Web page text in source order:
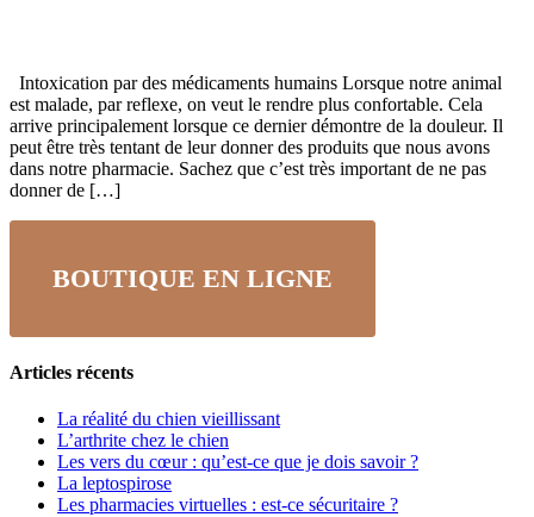
Intoxication par des médicaments humains Lorsque notre animal
est malade, par reflexe, on veut le rendre plus confortable. Cela
arrive principalement lorsque ce dernier démontre de la douleur. Il
peut être très tentant de leur donner des produits que nous avons
dans notre pharmacie. Sachez que c’est très important de ne pas
donner de […]
BOUTIQUE EN LIGNE
Articles récents
La réalité du chien vieillissant
L’arthrite chez le chien
Les vers du cœur : qu’est-ce que je dois savoir ?
La leptospirose
Les pharmacies virtuelles : est-ce sécuritaire ?